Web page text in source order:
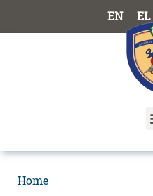
EN EL
Home